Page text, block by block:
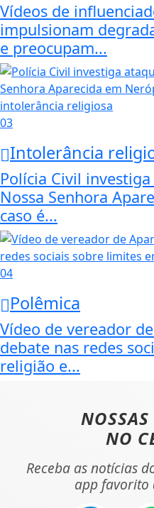
Vídeos de
impulsionam
e preocupam...
03
Intolerância
Polícia Civil
Nossa Senhora
caso é...
04
Polêmica
Vídeo de vereador
debate nas redes
religião e...
NO
Receba as notícias
app favorito